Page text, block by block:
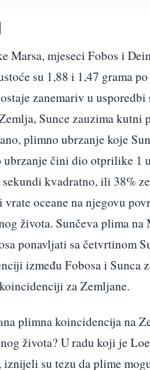
Marsa, mjeseci Fobos i
su 1,88 i 1,47 grama
zanemariv u
Sunce zauzima
plimno ubrzanje koje
ubrzanje čini dio otprilike 1
kvadratno, ili 38%
oceane na njegovu
života. Sunčeva plima
ponavljati sa četvrtinom
između Fobosa i Sunca
za Zemljane.
plimna koincidencija na
života? U radu koji je
su tezu da plime